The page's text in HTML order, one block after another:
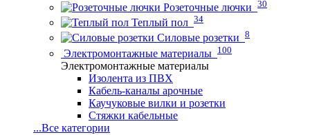
Розеточные лючки 30
Теплый пол 34
Силовые розетки 8
Электромонтажные материалы 100
Электромонтажные материалы
Изолента из ПВХ
Кабель-каналы арочные
Каучуковые вилки и розетки
Стяжки кабельные
...Все категории